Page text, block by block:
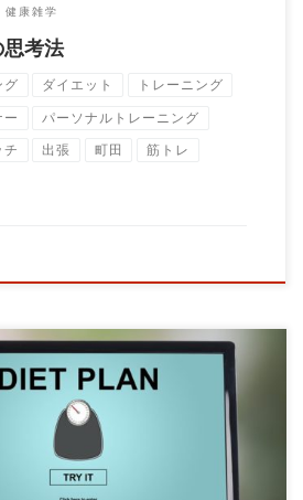
健康雑学
考法
グ ダイエット トレーニング
ー パーソナルトレーニング
チ 出張 町田 筋トレ
ト講座について解説します。 自立から
ダイエット […]